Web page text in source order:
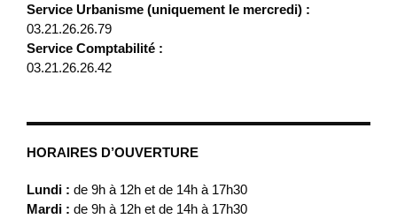
Service Urbanisme (uniquement le mercredi) :
03.21.26.26.79
Service Comptabilité :
03.21.26.26.42
HORAIRES D’OUVERTURE
Lundi : de 9h à 12h et de 14h à 17h30
Mardi : de 9h à 12h et de 14h à 17h30